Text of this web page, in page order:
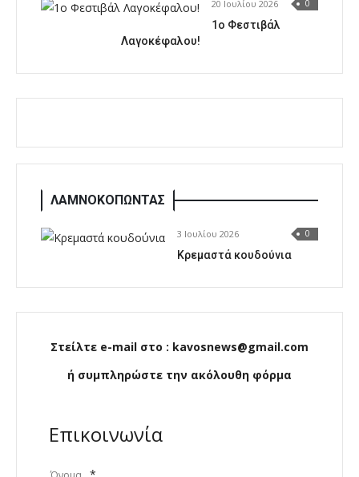
20 Ιουλίου 2026 0
1o Φεστιβάλ
Λαγοκέφαλου!
ΛΑΜΝΟΚΟΠΩΝΤΑΣ
3 Ιουλίου 2026 0
Κρεμαστά κουδούνια
Στείλτε e-mail στο : kavosnews@gmail.com
ή συμπληρώστε την ακόλουθη φόρμα
Επικοινωνία